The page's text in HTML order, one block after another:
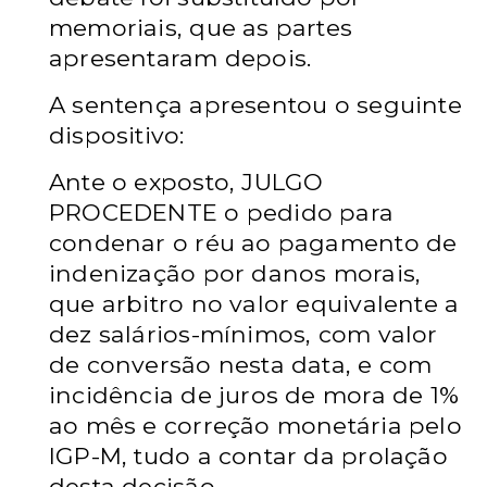
memoriais, que as partes
apresentaram depois.
A sentença apresentou o seguinte
dispositivo:
Ante o exposto, JULGO
PROCEDENTE o pedido para
condenar o réu ao pagamento de
indenização por danos morais,
que arbitro no valor equivalente a
dez salários-mínimos, com valor
de conversão nesta data, e com
incidência de juros de mora de 1%
ao mês e correção monetária pelo
IGP-M, tudo a contar da prolação